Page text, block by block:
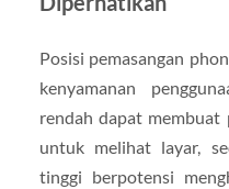
Posisi pemasangan
kenyamanan
rendah dapat membuat
untuk melihat layar,
tinggi berpotensi